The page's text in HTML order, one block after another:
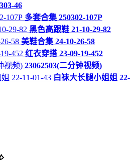
46
多套合集 250302-107P
黑色高跟鞋 21-10-29-82
美鞋合集 24-10-26-58
红衣穿搭 23-09-19-452
23062503(二分钟视频)
白袜大长腿小姐姐 22-